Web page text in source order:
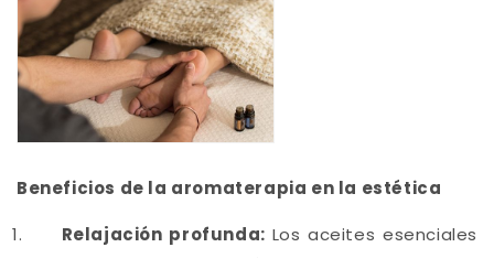
Beneficios de la aromaterapia en la estética
Relajación profunda: Los aceites esenciales